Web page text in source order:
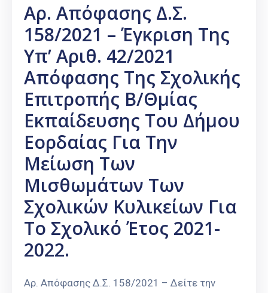
Αρ. Απόφασης Δ.Σ.
158/2021 – Έγκριση Της
Υπ’ Αριθ. 42/2021
Απόφασης Της Σχολικής
Επιτροπής Β/θμίας
Εκπαίδευσης Του Δήμου
Εορδαίας Για Την
Μείωση Των
Μισθωμάτων Των
Σχολικών Κυλικείων Για
Το Σχολικό Έτος 2021-
2022.
Αρ. Απόφασης Δ.Σ. 158/2021 – Δείτε την